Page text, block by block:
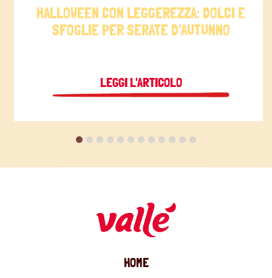
HALLOWEEN CON LEGGEREZZA: DOLCI E
SFOGLIE PER SERATE D’AUTUNNO
LEGGI L'ARTICOLO
HOME